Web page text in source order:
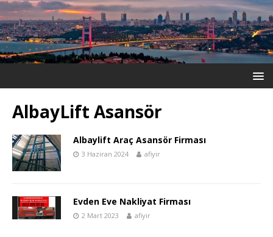
AlbayLift Asansör
Albaylift Araç Asansör Firması
3 Haziran 2024 afiyir
Evden Eve Nakliyat Firması
2 Mart 2023 afiyir